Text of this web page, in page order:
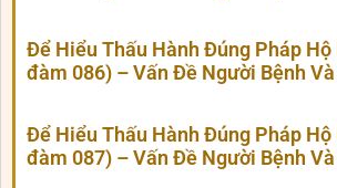
Để Hiểu Thấu Hành Đúng Pháp Hộ
đàm 086) – Vấn Đề Người Bệnh
Để Hiểu Thấu Hành Đúng Pháp Hộ
đàm 087) – Vấn Đề Người Bệnh